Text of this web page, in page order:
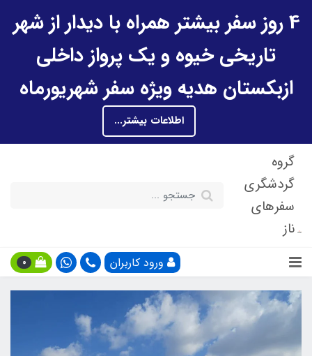
4 روز سفر بیشتر همراه با دیدار از شهر
تاریخی خیوه و یک پرواز داخلی
ازبکستان هدیه ویژه سفر شهریورماه
اطلاعات بیشتر...
گروه
گردشگری
سفرهای
ناز
ورود کاربران 0